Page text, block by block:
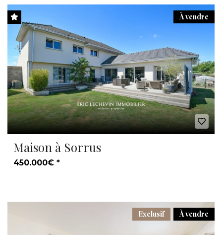
À vendre
Maison à Sorrus
450.000€ *
À vendre
Exclusif